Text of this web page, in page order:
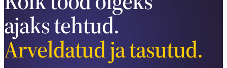
ajaks tehtud.
Arveldatud ja tasutud.